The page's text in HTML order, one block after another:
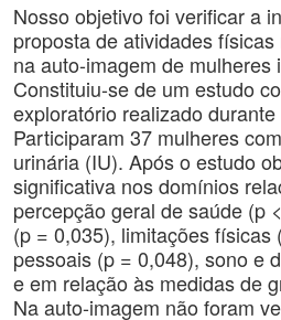
Nosso objetivo foi verificar a
proposta de atividades
na auto-imagem de mulheres
Constituiu-se de um estudo
exploratório realizado
Participaram 37 mulheres
urinária (IU). Após o estudo
significativa nos domínios
percepção geral de saúde (p
(p = 0,035), limitações físicas
pessoais (p = 0,048), sono e
e em relação às medidas de
Na auto-imagem não foram